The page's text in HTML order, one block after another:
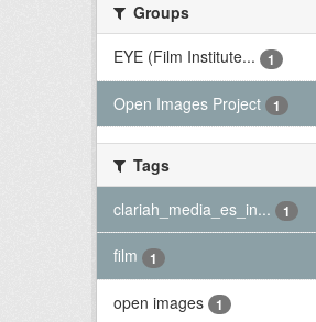
Groups
EYE (Film Institute...
1
Open Images Project 1
Tags
clariah_media_es_in...
1
film 1
open images 1